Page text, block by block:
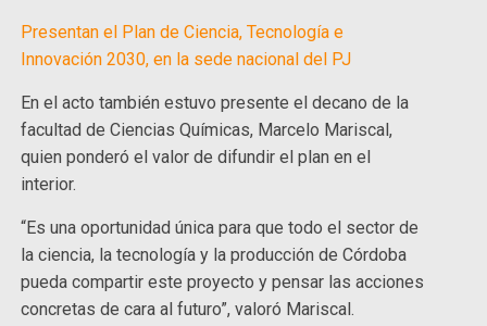
Presentan el Plan de Ciencia, Tecnología e
Innovación 2030, en la sede nacional del PJ
En el acto también estuvo presente el decano de la
facultad de Ciencias Químicas, Marcelo Mariscal,
quien ponderó el valor de difundir el plan en el
interior.
“Es una oportunidad única para que todo el sector de
la ciencia, la tecnología y la producción de Córdoba
pueda compartir este proyecto y pensar las acciones
concretas de cara al futuro”, valoró Mariscal.